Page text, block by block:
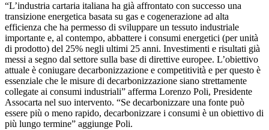
“L’industria cartaria italiana ha già affrontato con successo una
transizione energetica basata su gas e cogenerazione ad alta
efficienza che ha permesso di sviluppare un tessuto industriale
importante e, al contempo, abbattere i consumi energetici (per unità
di prodotto) del 25% negli ultimi 25 anni. Investimenti e risultati già
messi a segno dal settore sulla base di direttive europee. L’obiettivo
attuale è coniugare decarbonizzazione e competitività e per questo è
essenziale che le misure di decarbonizzazione siano strettamente
collegate ai consumi industriali” afferma Lorenzo Poli, Presidente
Assocarta nel suo intervento. “Se decarbonizzare una fonte può
essere più o meno rapido, decarbonizzare i consumi è un obiettivo di
più lungo termine” aggiunge Poli.